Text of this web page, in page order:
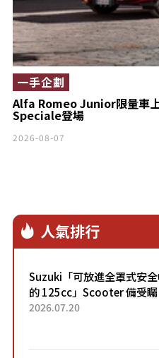
Alfa Romeo Junior限量車
Speciale登場
一手企劃
2026-08-07
人氣排行
Suzuki「可放進全罩式安
的 125cc」Scooter 備受矚
目！採用全新流線設計與各項
2026.07.20